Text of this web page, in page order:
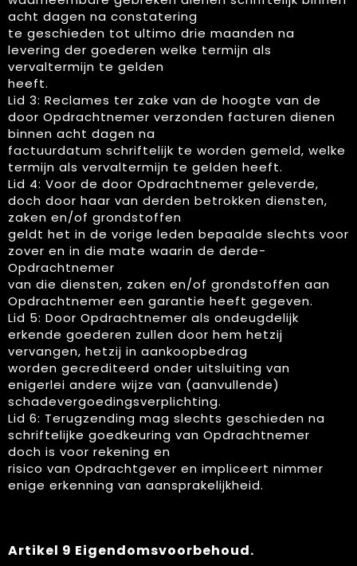
acht dagen na constatering
te geschieden tot ultimo drie maanden na
levering der goederen welke termijn als
vervaltermijn te gelden
heeft.
Lid 3: Reclames ter zake van de hoogte van de
door Opdrachtnemer verzonden facturen dienen
binnen acht dagen na
factuurdatum schriftelijk te worden gemeld, welke
termijn als vervaltermijn te gelden heeft.
Lid 4: Voor de door Opdrachtnemer geleverde,
doch door haar van derden betrokken diensten,
zaken en/of grondstoffen
geldt het in de vorige leden bepaalde slechts voor
zover en in die mate waarin de derde-
Opdrachtnemer
van die diensten, zaken en/of grondstoffen aan
Opdrachtnemer een garantie heeft gegeven.
Lid 5: Door Opdrachtnemer als ondeugdelijk
erkende goederen zullen door hem hetzij
vervangen, hetzij in aankoopbedrag
worden gecrediteerd onder uitsluiting van
enigerlei andere wijze van (aanvullende)
schadevergoedingsverplichting.
Lid 6: Terugzending mag slechts geschieden na
schriftelijke goedkeuring van Opdrachtnemer
doch is voor rekening en
risico van Opdrachtgever en impliceert nimmer
enige erkenning van aansprakelijkheid.
Artikel 9 Eigendomsvoorbehoud.